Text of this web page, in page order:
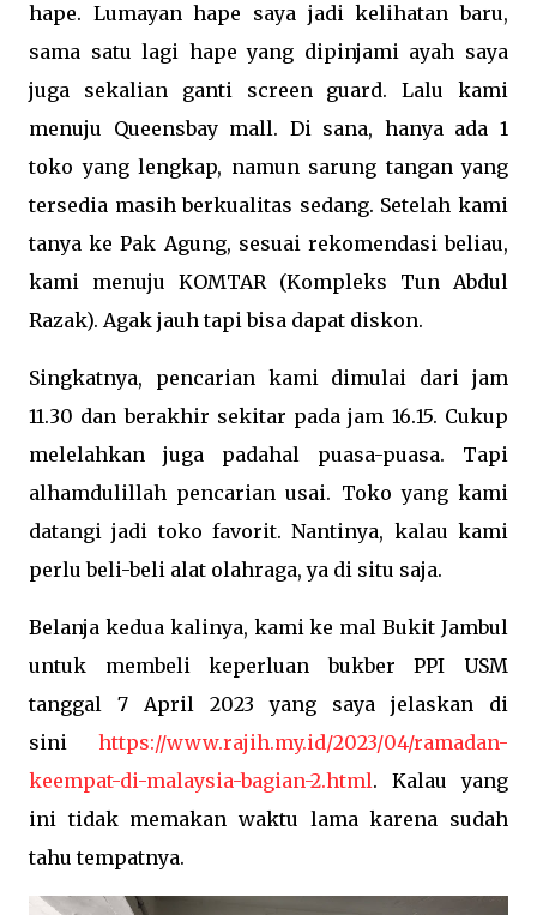
hape. Lumayan hape saya jadi kelihatan baru,
sama satu lagi hape yang dipinjami ayah saya
juga sekalian ganti screen guard. Lalu kami
menuju Queensbay mall. Di sana, hanya ada 1
toko yang lengkap, namun sarung tangan yang
tersedia masih berkualitas sedang. Setelah kami
tanya ke Pak Agung, sesuai rekomendasi beliau,
kami menuju KOMTAR (Kompleks Tun Abdul
Razak). Agak jauh tapi bisa dapat diskon.
Singkatnya, pencarian kami dimulai dari jam
11.30 dan berakhir sekitar pada jam 16.15. Cukup
melelahkan juga padahal puasa-puasa. Tapi
alhamdulillah pencarian usai. Toko yang kami
datangi jadi toko favorit. Nantinya, kalau kami
perlu beli-beli alat olahraga, ya di situ saja.
Belanja kedua kalinya, kami ke mal Bukit Jambul
untuk membeli keperluan bukber PPI USM
tanggal 7 April 2023 yang saya jelaskan di
sini https://www.rajih.my.id/2023/04/ramadan-
keempat-di-malaysia-bagian-2.html. Kalau yang
ini tidak memakan waktu lama karena sudah
tahu tempatnya.